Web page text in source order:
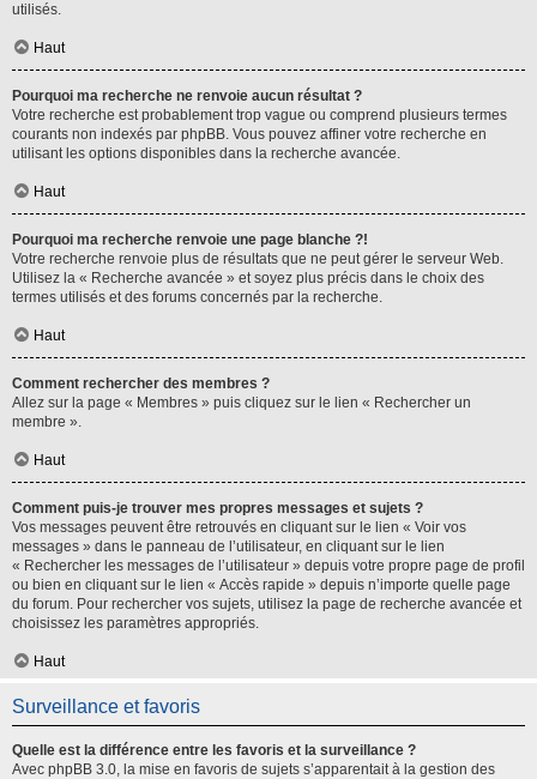
utilisés.
Haut
Pourquoi ma recherche ne renvoie aucun résultat ?
Votre recherche est probablement trop vague ou comprend plusieurs termes
courants non indexés par phpBB. Vous pouvez affiner votre recherche en
utilisant les options disponibles dans la recherche avancée.
Haut
Pourquoi ma recherche renvoie une page blanche ?!
Votre recherche renvoie plus de résultats que ne peut gérer le serveur Web.
Utilisez la « Recherche avancée » et soyez plus précis dans le choix des
termes utilisés et des forums concernés par la recherche.
Haut
Comment rechercher des membres ?
Allez sur la page « Membres » puis cliquez sur le lien « Rechercher un
membre ».
Haut
Comment puis-je trouver mes propres messages et sujets ?
Vos messages peuvent être retrouvés en cliquant sur le lien « Voir vos
messages » dans le panneau de l’utilisateur, en cliquant sur le lien
« Rechercher les messages de l’utilisateur » depuis votre propre page de profil
ou bien en cliquant sur le lien « Accès rapide » depuis n’importe quelle page
du forum. Pour rechercher vos sujets, utilisez la page de recherche avancée et
choisissez les paramètres appropriés.
Haut
Surveillance et favoris
Quelle est la différence entre les favoris et la surveillance ?
Avec phpBB 3.0, la mise en favoris de sujets s’apparentait à la gestion des